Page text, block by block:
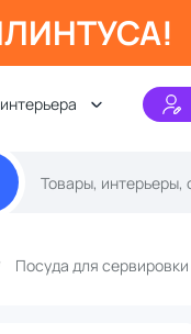
Посуда для сервировки